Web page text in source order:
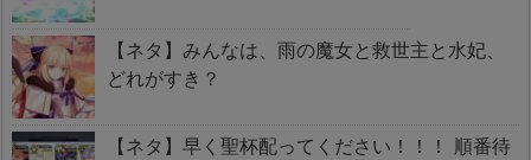
【ネタ】みんなは、雨の魔女と救世主と水妃、
どれがすき？
【ネタ】早く聖杯配ってください！！！ 順番待